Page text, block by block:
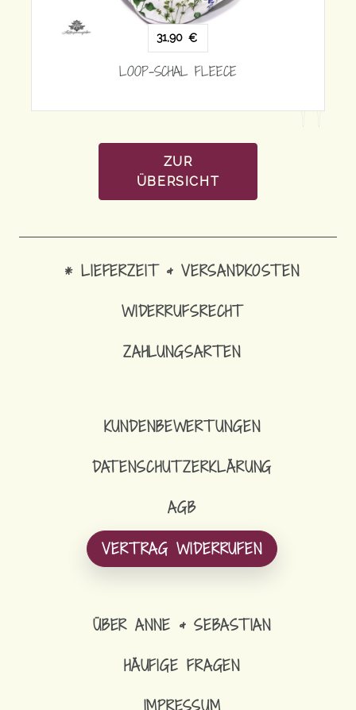
LOOP-SCHAL FLEECE
31,90
ZUR
ÜBERSICHT
* LIEFERZEIT & VERSANDKOSTEN
WIDERRUFSRECHT
ZAHLUNGSARTEN
KUNDENBEWERTUNGEN
DATENSCHUTZERKLÄRUNG
AGB
VERTRAG WIDERRUFEN
ÜBER ANNE & SEBASTIAN
HÄUFIGE FRAGEN
IMPRESSUM